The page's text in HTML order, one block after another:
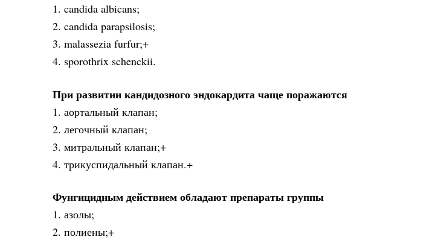
1. candida albicans;
2. candida parapsilosis;
3. malassezia furfur;+
4. sporothrix schenckii.
При развитии кандидозного эндокардита чаще поражаются
1. аортальный клапан;
2. легочный клапан;
3. митральный клапан;+
4. трикуспидальный клапан.+
Фунгицидным действием обладают препараты группы
1. азолы;
2. полиены;+